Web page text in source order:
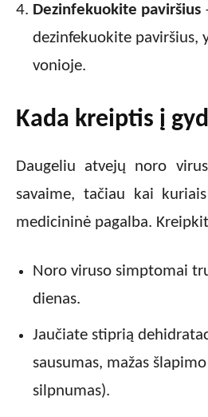
Dezinfekuokite paviršius
dezinfekuokite paviršius,
vonioje.
Kada kreiptis į
Daugeliu atvejų noro
savaime, tačiau kai
medicininė pagalba.
Noro viruso simptomai
dienas.
Jaučiate stiprią
sausumas, mažas
silpnumas).